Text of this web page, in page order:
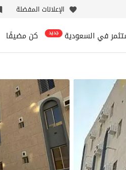
الإعلانات المفضلة
في السعودية جديد كن مضيفًا